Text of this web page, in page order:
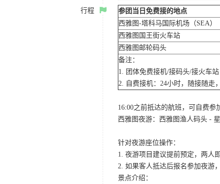
行程
参团当日免费接的地点
西雅图-塔科马国际机场（SEA）
西雅图国王街火车站
西雅图邮轮码头
备注：
1. 团体免费接机/接码头/接火车
2. 自费接机：24小时，随接随走
16:00之前抵达的航班，可自费参
西雅图夜游：西雅图渔人码头 -
针对夜游座位操作：
1. 夜游项目建议提前预定，两人
2. 如果客人抵达后报名参加夜游
景点介绍：